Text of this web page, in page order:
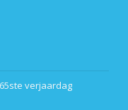
verjaardag